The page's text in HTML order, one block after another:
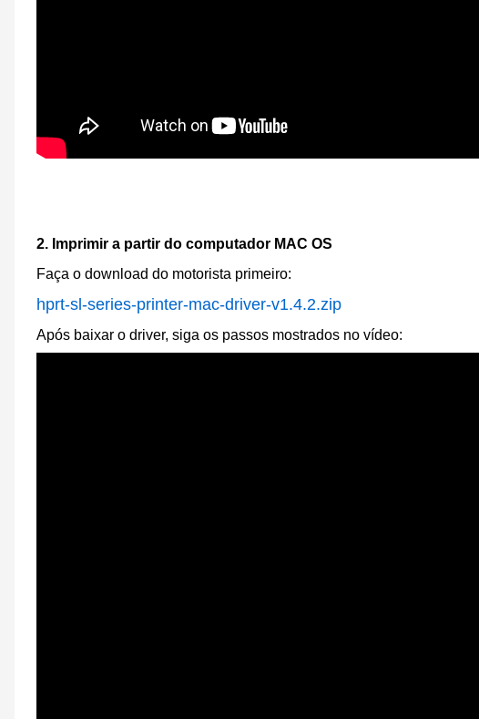
2. Imprimir a partir do computador MAC OS
Faça o download do motorista primeiro:
hprt-sl-series-printer-mac-driver-v1.4.2.zip
Após baixar o driver, siga os passos mostrados no vídeo: